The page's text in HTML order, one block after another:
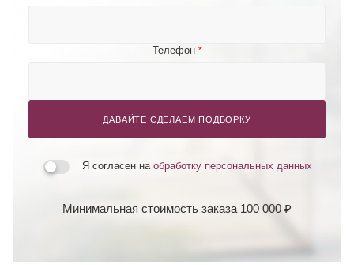
Телефон *
ДАВАЙТЕ СДЕЛАЕМ ПОДБОРКУ
Я согласен на обработку персональных данных
Минимальная стоимость заказа 100 000 ₽